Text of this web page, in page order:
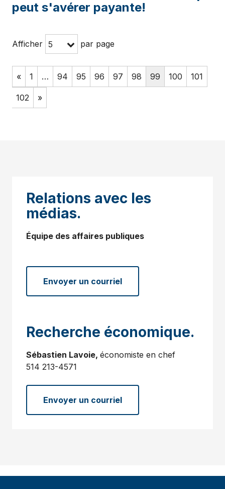
peut s'avérer payante!
Afficher 5 par page
« 1 … 94 95 96 97 98 99 100 101
102 »
Relations avec les
médias.
Équipe des affaires publiques
Envoyer un courriel
Recherche économique.
Sébastien Lavoie, économiste en chef
514 213-4571
Envoyer un courriel